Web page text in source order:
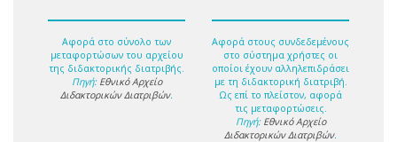
Αφορά στο σύνολο των
μεταφορτώσων του αρχείου
της διδακτορικής διατριβής.
Πηγή: Εθνικό Αρχείο
Διδακτορικών Διατριβών.
Αφορά στους συνδεδεμένους
στο σύστημα χρήστες οι
οποίοι έχουν αλληλεπιδράσει
με τη διδακτορική διατριβή.
Ως επί το πλείστον, αφορά
τις μεταφορτώσεις.
Πηγή: Εθνικό Αρχείο
Διδακτορικών Διατριβών.